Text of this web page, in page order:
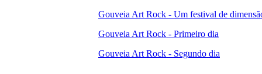
Gouveia Art Rock - Um festival de
Gouveia Art Rock - Primeiro dia
Gouveia Art Rock - Segundo dia